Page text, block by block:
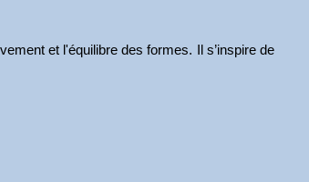
et l'équilibre des formes. Il s’inspire de